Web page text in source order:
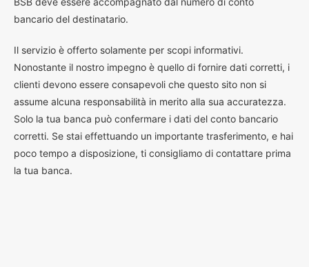
bancario del destinatario.
Il servizio è offerto solamente per scopi informativi.
Nonostante il nostro impegno è quello di fornire dati corretti, i
clienti devono essere consapevoli che questo sito non si
assume alcuna responsabilità in merito alla sua accuratezza.
Solo la tua banca può confermare i dati del conto bancario
corretti. Se stai effettuando un importante trasferimento, e hai
poco tempo a disposizione, ti consigliamo di contattare prima
la tua banca.